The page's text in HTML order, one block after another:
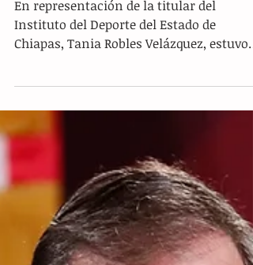
Asisten a cita con SINADE
En representación de la titular del
Instituto del Deporte del Estado de
presente la directora de...